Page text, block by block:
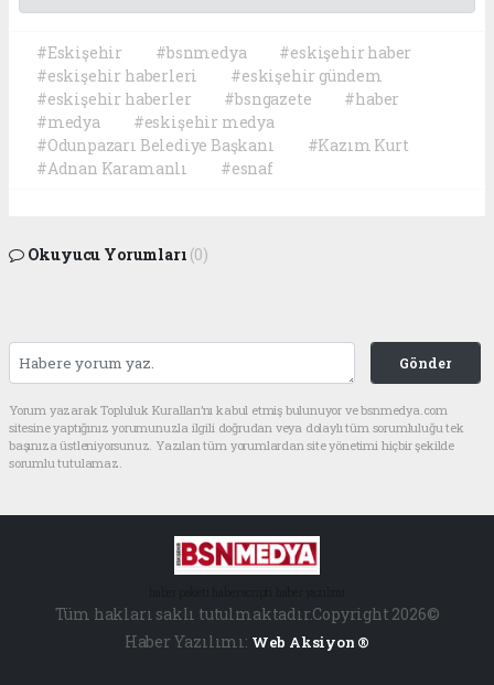
#Eskişehir #bsnmedya
#eskişehir haber
#eskişehir haberleri
#eskişehir gündem
#eskişehir haberler
#bsngazete
#haber
#medya
#eskişehir medya
#Odunpazarı Belediye Başkanı
#Kazım Kurt
#Adnan Karamanlı
#esnaf
Okuyucu Yorumları (0)
Gönder
Yorum yazarak Topluluk Kuralları’nı kabul etmiş bulunuyor ve bsnmedya.com
sitesine yaptığınız yorumunuzla ilgili doğrudan veya dolaylı tüm sorumluluğu tek
başınıza üstleniyorsunuz. Yazılan tüm yorumlardan site yönetimi hiçbir şekilde
sorumlu tutulamaz.
Tüm hakları saklı tutulmaktadır.Copyright 2026©
Haber Yazılımı: Web Aksiyon ®